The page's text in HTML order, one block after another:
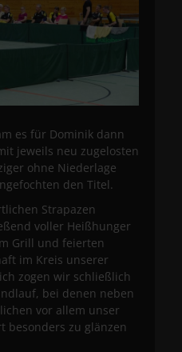
es für Dominik dann
jeweils neu zugelosten
ohne Niederlage
den Titel.
Strapazen
voller Heißhunger
Grill und feierten
im Kreis unserer
zogen wir schließlich
bei denen neben
vor allem unser
besonders zu glänzen